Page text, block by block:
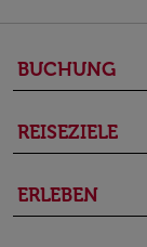
BUCHUNG
REISEZIELE
ERLEBEN